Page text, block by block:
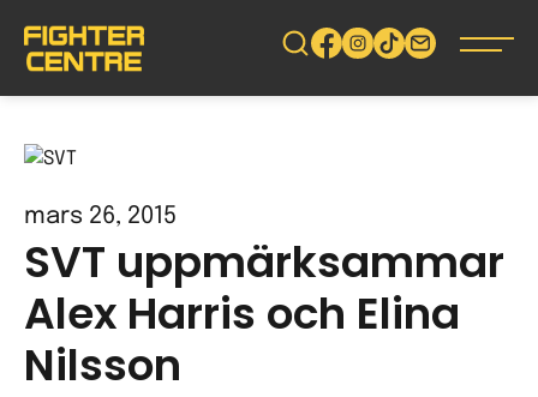
vidare
mars 26, 2015
SVT uppmärksammar
Alex Harris och Elina
Nilsson